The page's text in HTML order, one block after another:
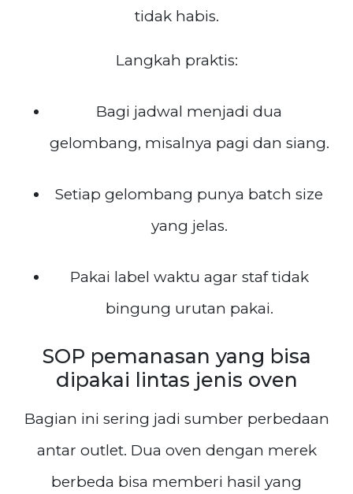
tidak habis.
Langkah praktis:
Bagi jadwal menjadi dua
gelombang, misalnya pagi dan siang.
Setiap gelombang punya batch size
yang jelas.
Pakai label waktu agar staf tidak
bingung urutan pakai.
SOP pemanasan yang bisa
dipakai lintas jenis oven
Bagian ini sering jadi sumber perbedaan
antar outlet. Dua oven dengan merek
berbeda bisa memberi hasil yang